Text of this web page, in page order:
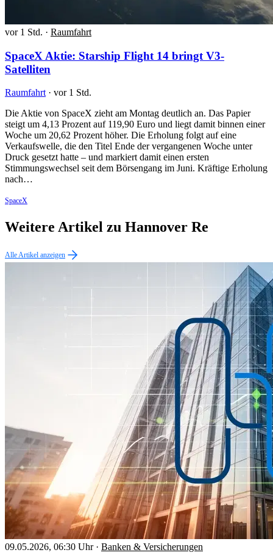
vor 1 Std. · Raumfahrt
SpaceX Aktie: Starship Flight 14 bringt V3-
Satelliten
Raumfahrt · vor 1 Std.
Die Aktie von SpaceX zieht am Montag deutlich an. Das Papier
steigt um 4,13 Prozent auf 119,90 Euro und liegt damit binnen einer
Woche um 20,62 Prozent höher. Die Erholung folgt auf eine
Verkaufswelle, die den Titel Ende der vergangenen Woche unter
Druck gesetzt hatte – und markiert damit einen ersten
Stimmungswechsel seit dem Börsengang im Juni. Kräftige Erholung
nach…
SpaceX
Weitere Artikel zu Hannover Re
Alle Artikel anzeigen
09.05.2026, 06:30 Uhr · Banken & Versicherungen